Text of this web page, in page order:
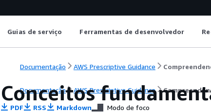
Guias de serviço Ferramentas de desenvolvedor
Documentação AWS Prescriptive Guidance
Documentação AWS Prescriptive Guidance
Conceitos
PDF RSS Markdown Modo de foco